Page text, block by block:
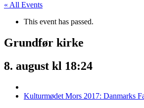
« All Events
This event has passed.
Grundfør kirke
8. august kl 18:24
Kulturmødet Mors 2017: Danmarks